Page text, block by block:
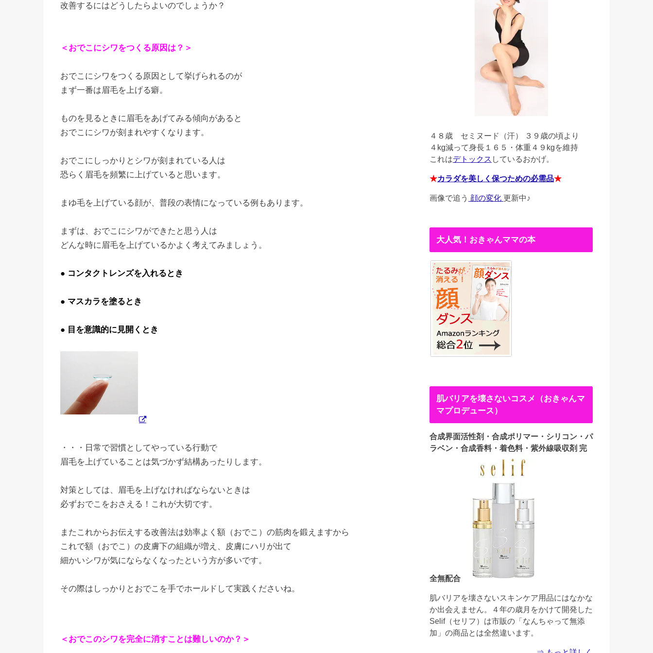
改善するにはどうしたらよいのでしょうか？
＜ おでこにシワをつくる原因は？＞
おでこにシワをつくる原因として挙げられるのが
まず一番は眉毛を上げる癖。
ものを見るときに眉毛をあげてみる傾向があると
おでこにシワが刻まれやすくなります。
おでこにしっかりとシワが刻まれている人は
恐らく眉毛を頻繁に上げていると思います。
まゆ毛を上げている顔が、普段の表情になっている例もあります。
まずは、おでこにシワができたと思う人は
どんな時に眉毛を上げているかよく考えてみましょう。
● コンタクトレンズを入れるとき
● マスカラを塗るとき
● 目を意識的に見開くとき
・・・日常で習慣としてやっている行動で
眉毛を上げていることは気づかず結構あったりします。
対策としては、眉毛を上げなければならないときは
必ずおでこをおさえる！これが大切です。
またこれからお伝えする改善法は効率よく額（おでこ）の筋肉を鍛えますから
これで額（おでこ）の皮膚下の組織が増え、皮膚にハリが出て
細かいシワが気にならなくなったという方が多いです。
その際はしっかりとおでこを手でホールドして実践くださいね。
＜ おでこのシワを完全に消すことは難しいのか？＞
４８歳 セミヌード（汗） ３９歳の頃より
４kg減って身長１６５・体重４９kgを維持
これはデトックス しているおかげ。
★カラダを美しく保つための必需品★
画像で追う 顔の変化 更新中♪
大人気！おきゃんママの本
肌バリアを壊さないコスメ（おきゃんマ
マプロデュース）
合成界面活性剤・合成ポリマー・シリコン・パ
ラベン・合成香料・着色料・紫外線吸収剤 完
全無配合
肌バリアを壊さないスキンケア用品にはなかな
か出会えません。４年の歳月をかけて開発した
Selif（セリフ）は市販の「なんちゃって無添
加」の商品とは全然違います。